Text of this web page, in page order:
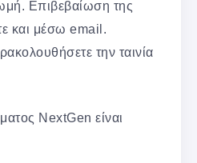
Επιβεβαίωση της
και μέσω email.
την ταινία
NextGen είναι